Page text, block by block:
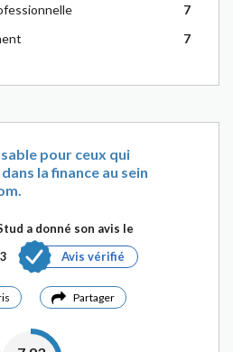
7
7
pour ceux qui
la finance au sein
a donné son avis le
Avis vérifié
Partager